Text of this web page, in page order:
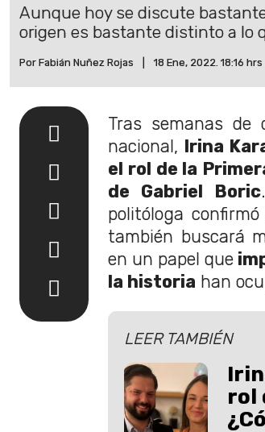
Aunque hoy se discute
origen es bastante distinto a lo
Por Fabián Nuñez Rojas 18 Ene, 2022. 18:16 hrs
Tras semanas de
nacional, Irina
el rol de la
de Gabriel Boric
politóloga
también buscará
en un papel que
la historia han
LEER TAMBIÉN
rol